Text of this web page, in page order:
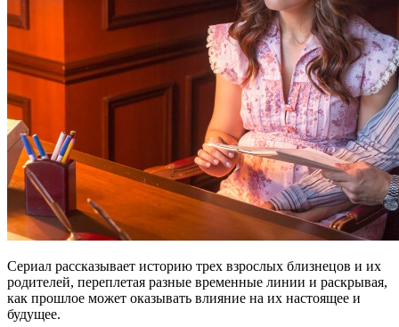
Сериал рассказывает историю трех взрослых близнецов и их
родителей, переплетая разные временные линии и раскрывая,
как прошлое может оказывать влияние на их настоящее и
будущее.